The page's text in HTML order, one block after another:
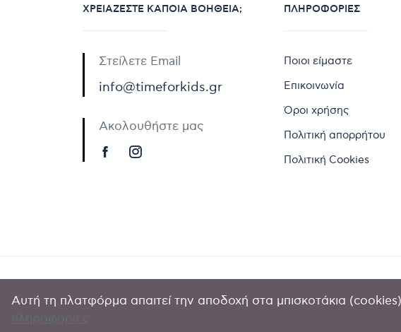
ΧΡΕΙΆΖΕΣΤΕ ΚΆΠΟΙΑ ΒΟΉΘΕΙΑ;
Στείλετε Email
info@timeforkids.gr
Ακολουθήστε μας
ΠΛΗΡΟΦΟΡΊΕΣ
Ποιοι είμαστε
Επικοινωνία
Όροι χρήσης
Πολιτική απορρήτου
Πολιτική Cookies
Copyright © 2024 by
Αυτή τη πλατφόρμα απαιτεί την αποδοχή στα μπισκοτάκια